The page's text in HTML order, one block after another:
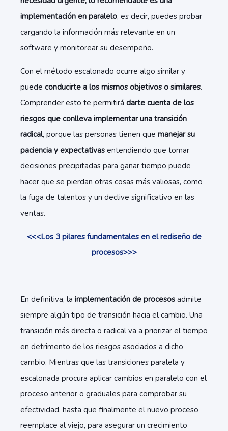
implementación en paralelo, es decir, puedes probar
cargando la información más relevante en un
software y monitorear su desempeño.
Con el método escalonado ocurre algo similar y
puede conducirte a los mismos objetivos o similares.
Comprender esto te permitirá darte cuenta de los
riesgos que conlleva implementar una transición
radical, porque las personas tienen que manejar su
paciencia y expectativas entendiendo que tomar
decisiones precipitadas para ganar tiempo puede
hacer que se pierdan otras cosas más valiosas, como
la fuga de talentos y un declive significativo en las
ventas.
<<<Los 3 pilares fundamentales en el rediseño de
procesos>>>
En definitiva, la implementación de procesos admite
siempre algún tipo de transición hacia el cambio. Una
transición más directa o radical va a priorizar el tiempo
en detrimento de los riesgos asociados a dicho
cambio. Mientras que las transiciones paralela y
escalonada procura aplicar cambios en paralelo con el
proceso anterior o graduales para comprobar su
efectividad, hasta que finalmente el nuevo proceso
reemplace al viejo, para asegurar un crecimiento